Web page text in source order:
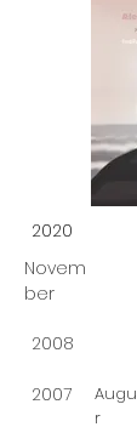
2008
2020
2007
r
Novem
ber